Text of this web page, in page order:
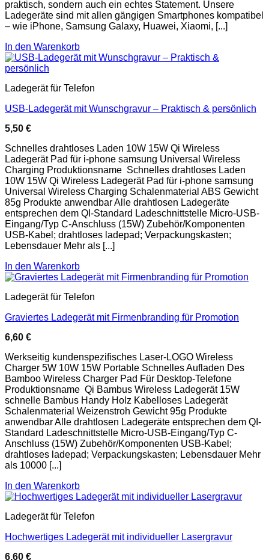
praktisch, sondern auch ein echtes Statement. Unsere
Ladegeräte sind mit allen gängigen Smartphones kompatibel
– wie iPhone, Samsung Galaxy, Huawei, Xiaomi, [...]
In den Warenkorb
Ladegerät für Telefon
USB-Ladegerät mit Wunschgravur – Praktisch & persönlich
5,50 €
Schnelles drahtloses Laden 10W 15W Qi Wireless
Ladegerät Pad für i-phone samsung Universal Wireless
Charging Produktionsname Schnelles drahtloses Laden
10W 15W Qi Wireless Ladegerät Pad für i-phone samsung
Universal Wireless Charging Schalenmaterial ABS Gewicht
85g Produkte anwendbar Alle drahtlosen Ladegeräte
entsprechen dem QI-Standard Ladeschnittstelle Micro-USB-
Eingang/Typ C-Anschluss (15W) Zubehör/Komponenten
USB-Kabel; drahtloses ladepad; Verpackungskasten;
Lebensdauer Mehr als [...]
In den Warenkorb
Ladegerät für Telefon
Graviertes Ladegerät mit Firmenbranding für Promotion
6,60 €
Werkseitig kundenspezifisches Laser-LOGO Wireless
Charger 5W 10W 15W Portable Schnelles Aufladen Des
Bamboo Wireless Charger Pad Für Desktop-Telefone
Produktionsname Qi Bambus Wireless Ladegerät 15W
schnelle Bambus Handy Holz Kabelloses Ladegerät
Schalenmaterial Weizenstroh Gewicht 95g Produkte
anwendbar Alle drahtlosen Ladegeräte entsprechen dem QI-
Standard Ladeschnittstelle Micro-USB-Eingang/Typ C-
Anschluss (15W) Zubehör/Komponenten USB-Kabel;
drahtloses ladepad; Verpackungskasten; Lebensdauer Mehr
als 10000 [...]
In den Warenkorb
Ladegerät für Telefon
Hochwertiges Ladegerät mit individueller Lasergravur
6,60 €